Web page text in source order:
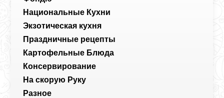
Национальные Кухни
Экзотическая кухня
Праздничные рецепты
Картофельные Блюда
Консервирование
На скорую Руку
Разное